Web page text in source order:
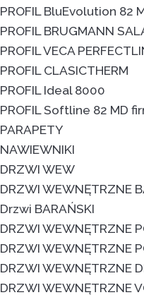
PROFIL BluEvolution 82
PROFIL BRUGMANN
PROFIL VECA
PROFIL CLASICTHERM
PROFIL Ideal 8000
PROFIL Softline 82 MD
PARAPETY
NAWIEWNIKI
DRZWI WEW
DRZWI WEWNĘTRZNE
Drzwi BARAŃSKI
DRZWI WEWNĘTRZNE
DRZWI WEWNĘTRZNE
DRZWI WEWNĘTRZNE
DRZWI WEWNĘTRZNE